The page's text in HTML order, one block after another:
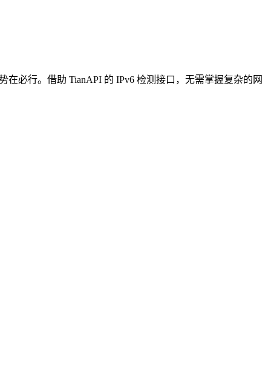
必行。借助 TianAPI 的 IPv6 检测接口，无需掌握复杂的网